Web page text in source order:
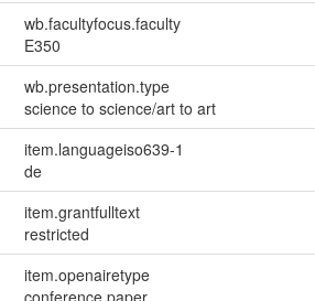
wb.facultyfocus.faculty
E350
wb.presentation.type
science to science/art to art
item.languageiso639-1
de
item.grantfulltext
restricted
item.openairetype